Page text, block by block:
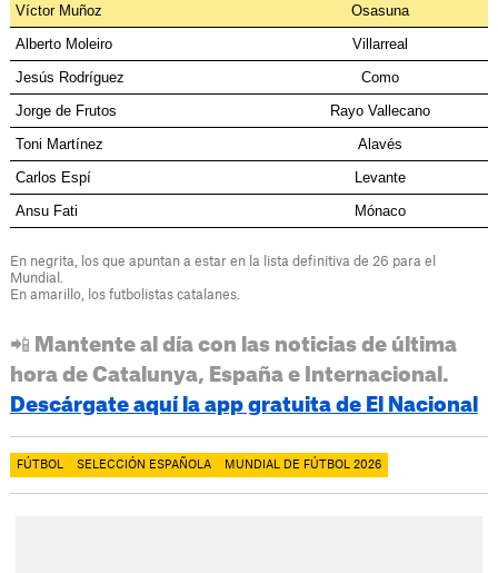
Víctor Muñoz
Osasuna
Alberto Moleiro
Villarreal
Jesús Rodríguez
Como
Jorge de Frutos
Rayo Vallecano
Toni Martínez
Alavés
Carlos Espí
Levante
Ansu Fati
Mónaco
En negrita, los que apuntan a estar en la lista definitiva de 26 para el
Mundial.
En amarillo, los futbolistas catalanes.
📲 Mantente al día con las noticias de última
hora de Catalunya, España e Internacional.
Descárgate aquí la app gratuita de El Nacional
FÚTBOL SELECCIÓN ESPAÑOLA MUNDIAL DE FÚTBOL 2026